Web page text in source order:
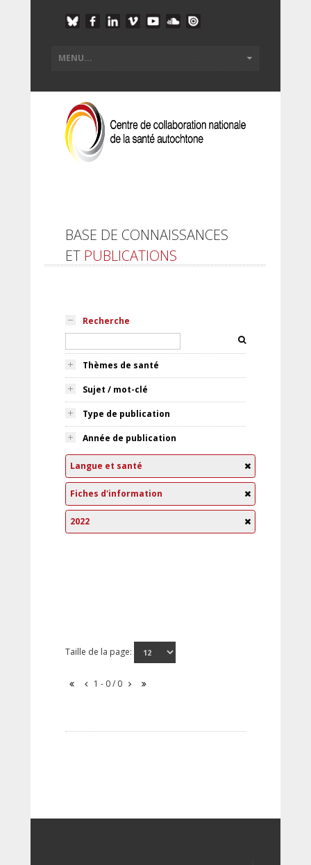
BASE DE CONNAISSANCES
ET PUBLICATIONS
Recherche
Thèmes de santé
Sujet / mot-clé
Type de publication
Année de publication
Langue et santé
Fiches d'information
2022
Taille de la page:
1 - 0 / 0